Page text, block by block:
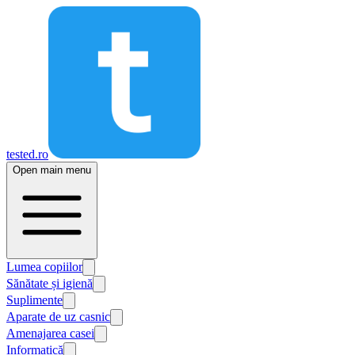
tested.ro
Open main menu
Lumea copiilor
Sănătate și igienă
Suplimente
Aparate de uz casnic
Amenajarea casei
Informatică